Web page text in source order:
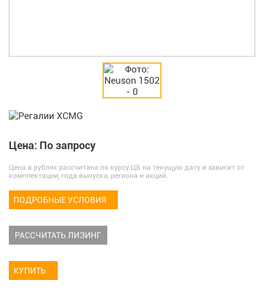
Цена: По запросу
Цена в рублях рассчитана по курсу ЦБ на текущую дату и зависит от
комплектации, года выпуска, региона и акций.
ПОДРОБНЫЕ УСЛОВИЯ
РАССЧИТАТЬ ЛИЗИНГ
КУПИТЬ